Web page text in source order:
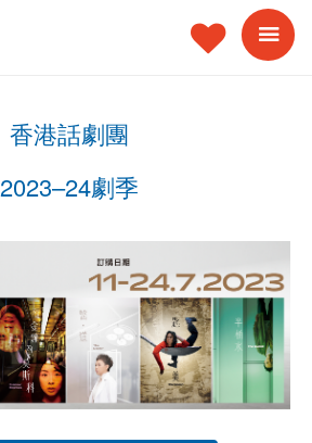
香港話劇團
2023–24劇季